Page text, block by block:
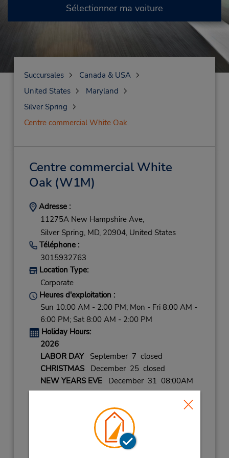
Sélectionner ma voiture
Succursales
Canada & USA
United States
Maryland
Silver Spring
Centre commercial White Oak
Centre commercial White
Oak(W1M)
Adresse :
11275A New Hampshire Ave,
Silver Spring, MD, 20904, United States
Téléphone :
3015932763
Location Type:
Corporate
Heures d'exploitation :
Sun 10:00 AM - 2:00 PM; Mon - Fri 8:00 AM -
6:00 PM; Sat 8:00 AM - 2:00 PM
Holiday Hours:
2026
LABOR DAYSeptember 7 closed
CHRISTMASDecember 25 closed
NEW YEARS EVEDecember 31 08:00AM
- 01:00PM
December 24 08:00AM
THANKSGIVING DY
November 26 closed